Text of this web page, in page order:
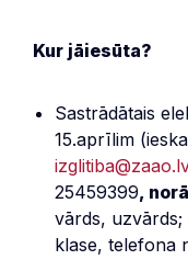
Kur jāiesūta?
Sastrādātais
15.aprīlim
25459399,
vārds,
klase, telefona